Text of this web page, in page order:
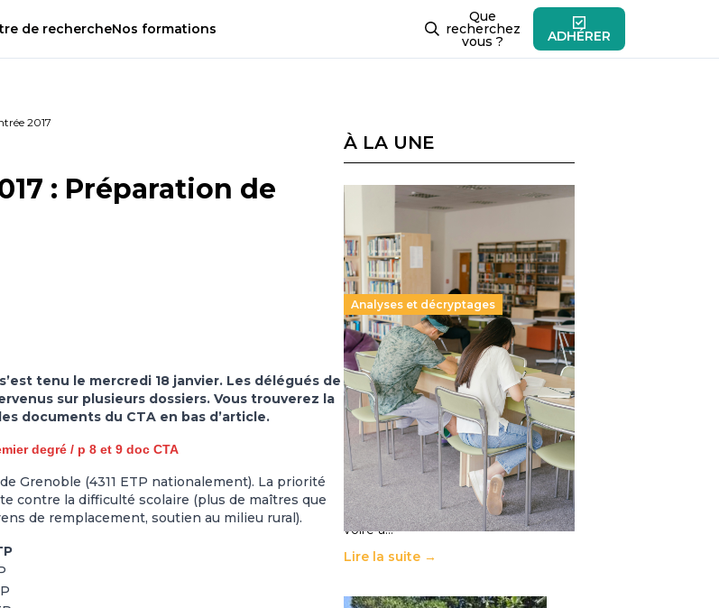
de rechercheNos formations
Que
recherchez
vous ? ADHÉRER
2017
: Préparation de
tenu le mercredi 18 janvier. Les délégués de
sur plusieurs dossiers. Vous trouverez la
documents du CTA en bas d’article.
degré / p 8 et 9 doc CTA
Grenoble (4311 ETP nationalement). La priorité
contre la difficulté scolaire (plus de maîtres que
de remplacement, soutien au milieu rural).
À LA UNE
Analyses et décryptages
Supérieur privé : une dérive
qui met à mal la promesse
républicaine
11 juillet 2026- National
Le projet de loi sur la régulation de
l’enseignement supérieur privé met
en lumière l’amplification d’un
système qui relègue l’acte
pédagogique au superfétatoire,
voire à…
Lire la suite →